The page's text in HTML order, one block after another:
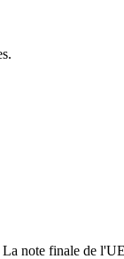
note finale de